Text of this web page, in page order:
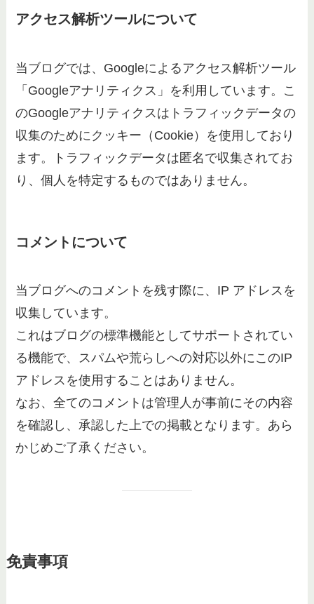
アクセス解析ツールについて
当ブログでは、Googleによるアクセス解析ツール
「Googleアナリティクス」を利用しています。こ
のGoogleアナリティクスはトラフィックデータの
収集のためにクッキー（Cookie）を使用しており
ます。トラフィックデータは匿名で収集されてお
り、個人を特定するものではありません。
コメントについて
当ブログへのコメントを残す際に、IP アドレスを
収集しています。
これはブログの標準機能としてサポートされてい
る機能で、スパムや荒らしへの対応以外にこのIP
アドレスを使用することはありません。
なお、全てのコメントは管理人が事前にその内容
を確認し、承認した上での掲載となります。あら
かじめご了承ください。
免責事項